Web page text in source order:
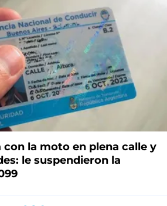
con la moto en plena calle y
le suspendieron la